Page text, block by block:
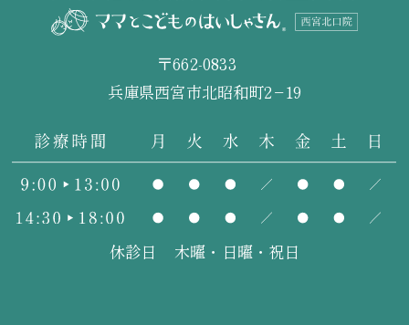
〒662-0833
兵庫県西宮市北昭和町2−19
休診日 木曜・日曜・祝日